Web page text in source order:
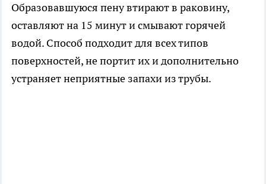
Образовавшуюся пену втирают в раковину,
оставляют на 15 минут и смывают горячей
водой. Способ подходит для всех типов
поверхностей, не портит их и дополнительно
устраняет неприятные запахи из трубы.